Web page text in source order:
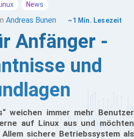
News
Andreas Bunen ~1 Min. Lesezeit
Anfänger -
und
weichen immer mehr Benutzer
auf Linux aus und möchten
sichere Betriebssystem als